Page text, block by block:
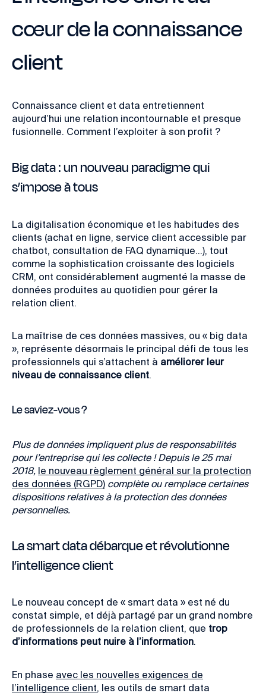
cœur de la connaissance
client
Connaissance client et data entretiennent
aujourd’hui une relation incontournable et presque
fusionnelle. Comment l’exploiter à son profit ?
Big data : un nouveau paradigme qui
s’impose à tous
La digitalisation économique et les habitudes des
clients (achat en ligne, service client accessible par
chatbot, consultation de FAQ dynamique…), tout
comme la sophistication croissante des logiciels
CRM, ont considérablement augmenté la masse de
données produites au quotidien pour gérer la
relation client.
La maîtrise de ces données massives, ou « big data
», représente désormais le principal défi de tous les
professionnels qui s’attachent à améliorer leur
niveau de connaissance client.
Le saviez-vous ?
Plus de données impliquent plus de responsabilités
pour l’entreprise qui les collecte ! Depuis le 25 mai
2018, le nouveau règlement général sur la protection
des données (RGPD) complète ou remplace certaines
dispositions relatives à la protection des données
personnelles.
La smart data débarque et révolutionne
l’intelligence client
Le nouveau concept de « smart data » est né du
constat simple, et déjà partagé par un grand nombre
de professionnels de la relation client, que trop
d’informations peut nuire à l’information.
En phase avec les nouvelles exigences de
l’intelligence client, les outils de smart data